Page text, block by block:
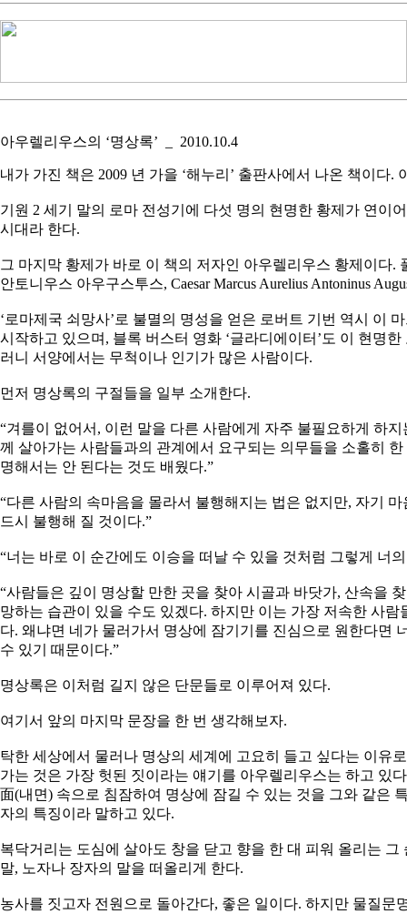
아우렐리우스의 ‘명상록’ 2010.10.4
내가 가진 책은 2009 년 가을 ‘해누리’ 출판사에서 나온 책이다
기원 2 세기 말의 로마 전성기에 다섯 명의 현명한 황제가 연이
시대라 한다.
그 마지막 황제가 바로 이 책의 저자인 아우렐리우스 황제이다.
안토니우스 아우구스투스, Caesar Marcus Aurelius Antoninus
‘로마제국 쇠망사’로 불멸의 명성을 얻은 로버트 기번 역시 이
시작하고 있으며, 블록 버스터 영화 ‘글라디에이터’도 이 현명
러니 서양에서는 무척이나 인기가 많은 사람이다.
먼저 명상록의 구절들을 일부 소개한다.
“겨를이 없어서, 이런 말을 다른 사람에게 자주 불필요하게 하
께 살아가는 사람들과의 관계에서 요구되는 의무들을 소홀히
명해서는 안 된다는 것도 배웠다.”
“다른 사람의 속마음을 몰라서 불행해지는 법은 없지만, 자기
드시 불행해 질 것이다.”
“너는 바로 이 순간에도 이승을 떠날 수 있을 것처럼 그렇게 너
“사람들은 깊이 명상할 만한 곳을 찾아 시골과 바닷가, 산속을
망하는 습관이 있을 수도 있겠다. 하지만 이는 가장 저속한 사
다. 왜냐면 네가 물러가서 명상에 잠기기를 진심으로 원한다면
수 있기 때문이다.”
명상록은 이처럼 길지 않은 단문들로 이루어져 있다.
여기서 앞의 마지막 문장을 한 번 생각해보자.
탁한 세상에서 물러나 명상의 세계에 고요히 들고 싶다는 이유
가는 것은 가장 헛된 짓이라는 얘기를 아우렐리우스는 하고 있
面(내면) 속으로 침잠하여 명상에 잠길 수 있는 것을 그와 같은
자의 특징이라 말하고 있다.
복닥거리는 도심에 살아도 창을 닫고 향을 한 대 피워 올리는
말, 노자나 장자의 말을 떠올리게 한다.
농사를 짓고자 전원으로 돌아간다, 좋은 일이다. 하지만 물질문